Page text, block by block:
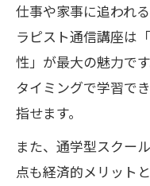
仕事や家事に追われ
ラピスト通信講座は
性」が最大の魅力で
タイミングで学習で
指せます。
また、通学型スクー
点も経済的メリット